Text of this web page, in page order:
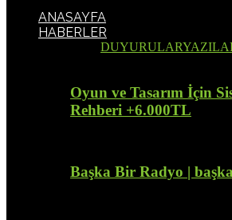
ANASAYFA
HABERLER
DUYURULAR
Oyun ve Tasarım İçin
Rehberi +6.000TL
Başka Bir Radyo |